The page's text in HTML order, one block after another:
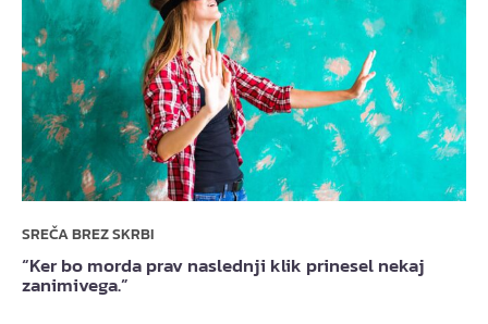
SREČA BREZ SKRBI
“Ker bo morda prav naslednji klik prinesel nekaj
zanimivega.”